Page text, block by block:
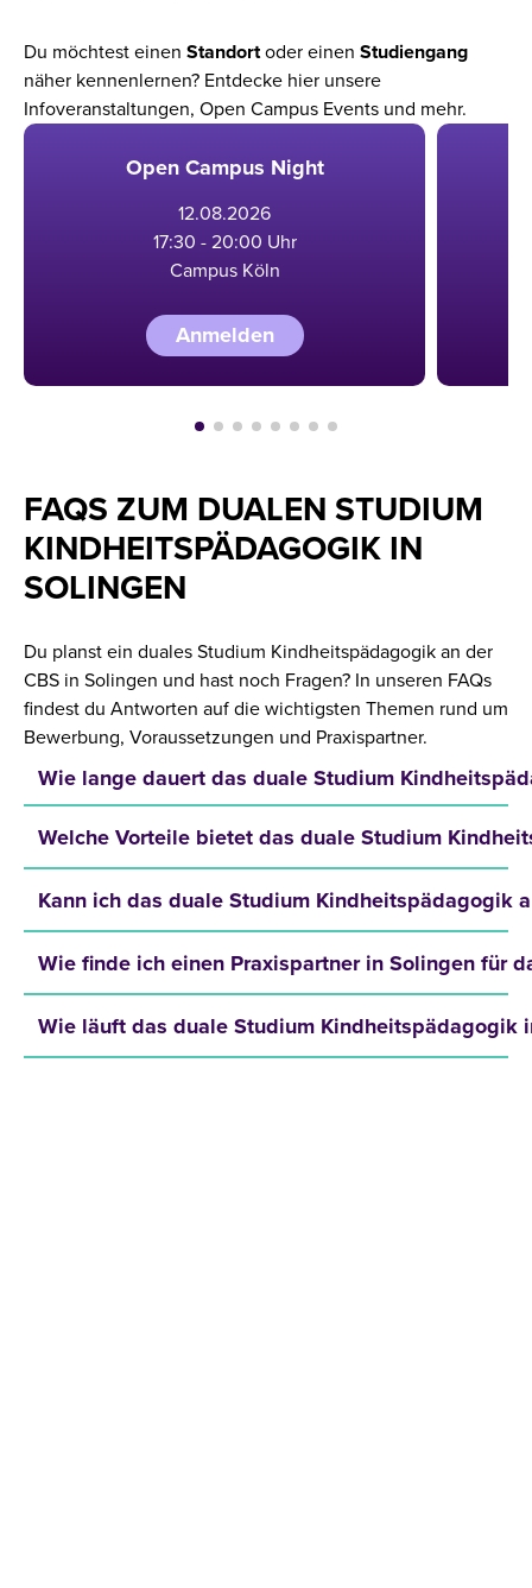
Du möchtest einen Standortoder einen Studiengang
näher kennenlernen? Entdecke hier unsere
Infoveranstaltungen, Open Campus Events und mehr.
Open Campus Night
12.08.2026
17:30 - 20:00 Uhr
Campus Köln
Anmelden
FAQS ZUM DUALEN STUDIUM
KINDHEITSPÄDAGOGIK IN
SOLINGEN
Du planst ein duales Studium Kindheitspädagogik an der
CBS in Solingen und hast noch Fragen? In unseren FAQs
findest du Antworten auf die wichtigsten Themen rund um
Bewerbung, Voraussetzungen und Praxispartner.
Wie lange dauert das duale Studium
Welche Vorteile bietet das duale Studium
Kann ich das duale Studium Kindheitspädagogik
Wie finde ich einen Praxispartner in Solingen für
Wie läuft das duale Studium Kindheitspädagogik